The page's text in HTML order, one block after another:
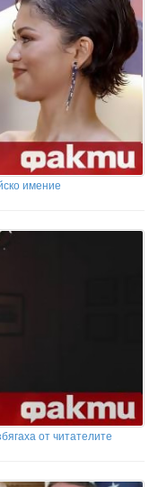
имение
от читателите